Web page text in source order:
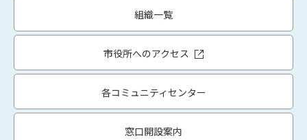
組織一覧
市役所へのアクセス
各コミュニティセンター
窓口開設案内